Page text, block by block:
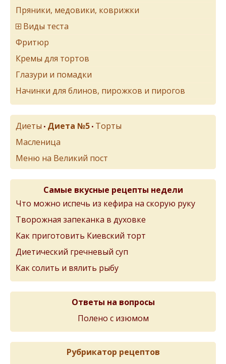
Пряники, медовики, коврижки
Виды теста
Фритюр
Кремы для тортов
Глазури и помадки
Начинки для блинов, пирожков и пирогов
Диеты • Диета №5 • Торты
Масленица
Меню на Великий пост
Самые вкусные рецепты недели
Что можно испечь из кефира на скорую руку
Творожная запеканка в духовке
Как приготовить Киевский торт
Диетический гречневый суп
Как солить и вялить рыбу
Ответы на вопросы
Полено с изюмом
Рубрикатор рецептов